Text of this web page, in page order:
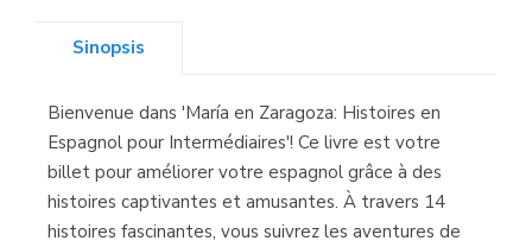
Librería Kolima
(Madrid)
Sinopsis
Bienvenue dans 'María en Zaragoza: Histoires en
Espagnol pour Intermédiaires'! Ce livre est votre
billet pour améliorer votre espagnol grâce à des
histoires captivantes et amusantes. À travers 14
histoires fascinantes, vous suivrez les aventures de